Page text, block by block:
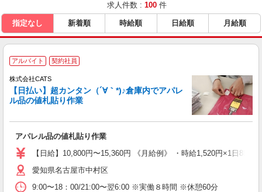
求人件数 : 100 件
指定なし 新着順 時給順 日給順 月給順
アルバイト 契約社員
株式会社CATS
【日払い】超カンタン（´∀｀*)♪倉庫内でアパレ
ル品の値札貼り作業
アパレル品の値札貼り作業
【日給】10,800円〜15,360円 《月給例》 ・時給1,520円×1日8h×
愛知県名古屋市中村区
9:00〜18：00/21:00〜翌6:00 ※実働８時間 ※休憩60分